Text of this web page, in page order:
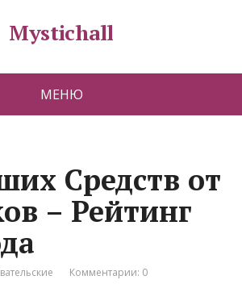
Mystichall
МЕНЮ
Средств от
– Рейтинг
Комментарии: 0